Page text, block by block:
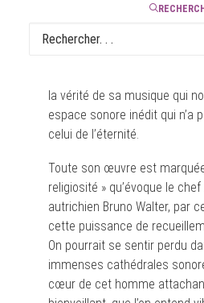
Dans son très émouvant
la vérité de sa musique qui
espace sonore inédit qui n’a
celui de l’éternité.
Toute son œuvre est
religiosité » qu’évoque le chef
autrichien Bruno Walter, par
cette puissance de
On pourrait se sentir perdu
immenses cathédrales
cœur de cet homme